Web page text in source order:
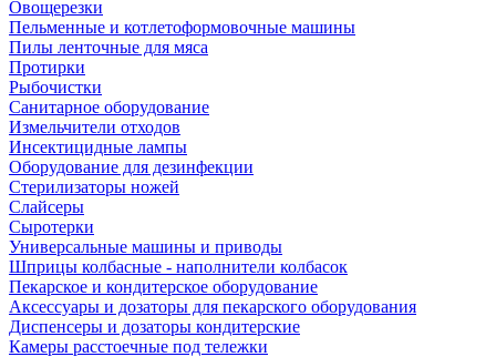
Овощерезки
Пельменные и котлетоформовочные машины
Пилы ленточные для мяса
Протирки
Рыбочистки
Санитарное оборудование
Измельчители отходов
Инсектицидные лампы
Оборудование для дезинфекции
Стерилизаторы ножей
Слайсеры
Сыротерки
Универсальные машины и приводы
Шприцы колбасные - наполнители колбасок
Пекарское и кондитерское оборудование
Аксессуары и дозаторы для пекарского оборудования
Диспенсеры и дозаторы кондитерские
Камеры расстоечные под тележки